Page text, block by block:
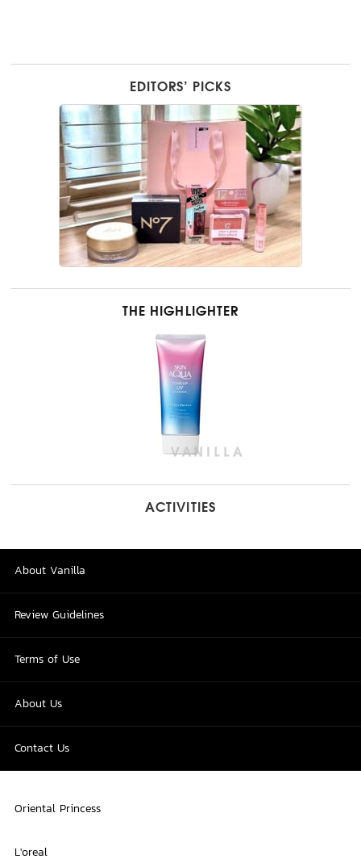
EDITORS’ PICKS
THE HIGHLIGHTER
ACTIVITIES
About Vanilla
Review Guidelines
Terms of Use
About Us
Contact Us
Oriental Princess
L'oreal